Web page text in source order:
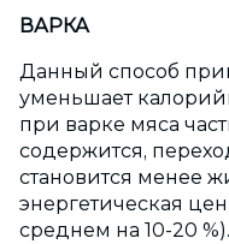
ВАРКА
Данный способ
уменьшает
при варке мяса
содержится,
становится менее
энергетическая
среднем на 10-20